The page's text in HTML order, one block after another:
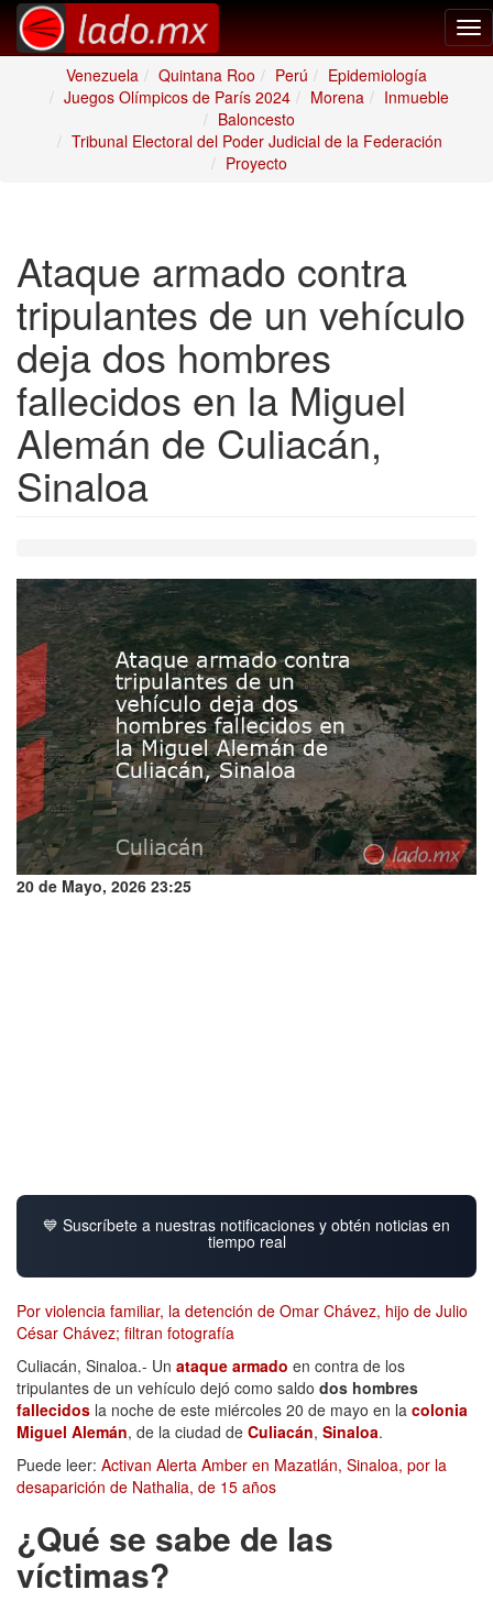
Venezuela
Quintana Roo Perú
Epidemiología
Juegos Olímpicos de París 2024
Morena
Inmueble
Baloncesto
Tribunal Electoral del Poder Judicial de la Federación
Proyecto
Ataque armado contra
tripulantes de un vehículo
deja dos hombres
fallecidos en la Miguel
Alemán de Culiacán,
Sinaloa
20 de Mayo, 2026 23:25
💙 Suscríbete a nuestras notificaciones y obtén noticias en
tiempo real
Por violencia familiar, la detención de Omar Chávez, hijo de Julio
César Chávez; filtran fotografía
Culiacán, Sinaloa.- Un ataque armado en contra de los
tripulantes de un vehículo dejó como saldo dos hombres
fallecidos la noche de este miércoles 20 de mayo en la colonia
Miguel Alemán, de la ciudad de Culiacán, Sinaloa.
Puede leer: Activan Alerta Amber en Mazatlán, Sinaloa, por la
desaparición de Nathalia, de 15 años
¿Qué se sabe de las
víctimas?